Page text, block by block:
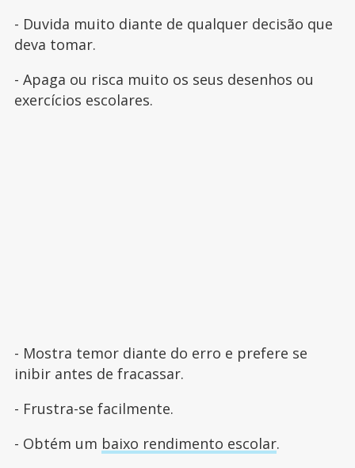
- Duvida muito diante de qualquer decisão que
deva tomar.
- Apaga ou risca muito os seus desenhos ou
exercícios escolares.
- Mostra temor diante do erro e prefere se
inibir antes de fracassar.
- Frustra-se facilmente.
- Obtém um baixo rendimento escolar.